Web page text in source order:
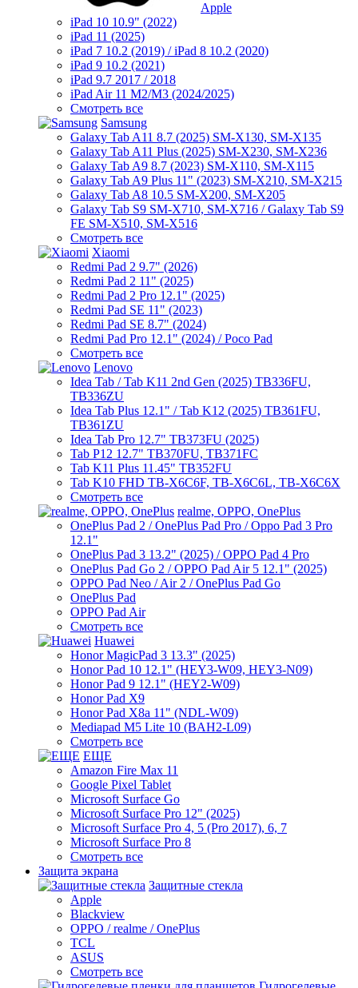
Apple
iPad 10 10.9" (2022)
iPad 11 (2025)
iPad 7 10.2 (2019) / iPad 8 10.2 (2020)
iPad 9 10.2 (2021)
iPad 9.7 2017 / 2018
iPad Air 11 M2/M3 (2024/2025)
Смотреть все
Samsung
Galaxy Tab A11 8.7 (2025) SM-X130, SM-X135
Galaxy Tab A11 Plus (2025) SM-X230, SM-X236
Galaxy Tab A9 8.7 (2023) SM-X110, SM-X115
Galaxy Tab A9 Plus 11" (2023) SM-X210, SM-X215
Galaxy Tab A8 10.5 SM-X200, SM-X205
Galaxy Tab S9 SM-X710, SM-X716 / Galaxy Tab S9
FE SM-X510, SM-X516
Смотреть все
Xiaomi
Redmi Pad 2 9.7" (2026)
Redmi Pad 2 11" (2025)
Redmi Pad 2 Pro 12.1" (2025)
Redmi Pad SE 11" (2023)
Redmi Pad SE 8.7" (2024)
Redmi Pad Pro 12.1" (2024) / Poco Pad
Смотреть все
Lenovo
Idea Tab / Tab K11 2nd Gen (2025) TB336FU,
TB336ZU
Idea Tab Plus 12.1" / Tab K12 (2025) TB361FU,
TB361ZU
Idea Tab Pro 12.7" TB373FU (2025)
Tab P12 12.7" TB370FU, TB371FC
Tab K11 Plus 11.45" TB352FU
Tab K10 FHD TB-X6C6F, TB-X6C6L, TB-X6C6X
Смотреть все
realme, OPPO, OnePlus
OnePlus Pad 2 / OnePlus Pad Pro / Oppo Pad 3 Pro
12.1"
OnePlus Pad 3 13.2" (2025) / OPPO Pad 4 Pro
OnePlus Pad Go 2 / OPPO Pad Air 5 12.1" (2025)
OPPO Pad Neo / Air 2 / OnePlus Pad Go
OnePlus Pad
OPPO Pad Air
Смотреть все
Huawei
Honor MagicPad 3 13.3" (2025)
Honor Pad 10 12.1" (HEY3-W09, HEY3-N09)
Honor Pad 9 12.1" (HEY2-W09)
Honor Pad X9
Honor Pad X8a 11" (NDL-W09)
Mediapad M5 Lite 10 (BAH2-L09)
Смотреть все
ЕЩЕ
Amazon Fire Max 11
Google Pixel Tablet
Microsoft Surface Go
Microsoft Surface Pro 12" (2025)
Microsoft Surface Pro 4, 5 (Pro 2017), 6, 7
Microsoft Surface Pro 8
Смотреть все
Защита экрана
Защитные стекла
Apple
Blackview
OPPO / realme / OnePlus
TCL
ASUS
Смотреть все